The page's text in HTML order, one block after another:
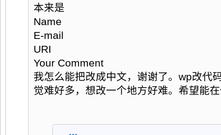
本来是
Name
E-mail
URI
Your Comment
我怎么能把改成中文，谢谢了。wp改代
觉难好多，想改一个地方好难。希望能